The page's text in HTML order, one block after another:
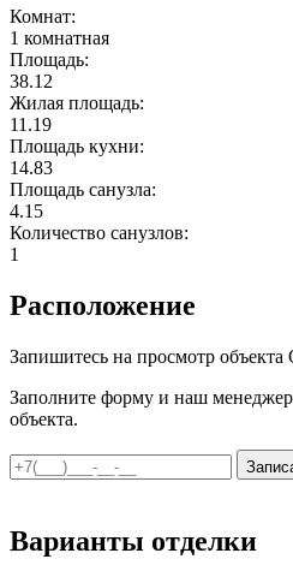
мы в соцсетях
Комнат:
1 комнатная
Площадь:
38.12
Жилая площадь:
11.19
Площадь кухни:
14.83
Площадь санузла:
4.15
Количество санузлов:
1
Расположение
Запишитесь на просмотр объекта
Заполните форму и наш менеджер
объекта.
Варианты отделки